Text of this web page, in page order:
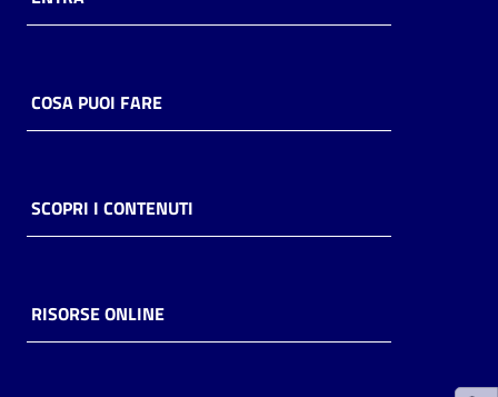
online
Casa
Piani
storico
COSA PUOI FARE
SCOPRI I CONTENUTI
RISORSE ONLINE